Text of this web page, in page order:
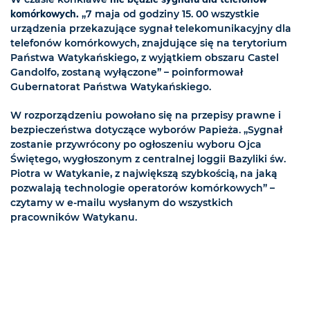
komórkowych. „7 maja od godziny 15. 00 wszystkie
urządzenia przekazujące sygnał telekomunikacyjny dla
telefonów komórkowych, znajdujące się na terytorium
Państwa Watykańskiego, z wyjątkiem obszaru Castel
Gandolfo, zostaną wyłączone” – poinformował
Gubernatorat Państwa Watykańskiego.
W rozporządzeniu powołano się na przepisy prawne i
bezpieczeństwa dotyczące wyborów Papieża. „Sygnał
zostanie przywrócony po ogłoszeniu wyboru Ojca
Świętego, wygłoszonym z centralnej loggii Bazyliki św.
Piotra w Watykanie, z największą szybkością, na jaką
pozwalają technologie operatorów komórkowych” –
czytamy w e-mailu wysłanym do wszystkich
pracowników Watykanu.